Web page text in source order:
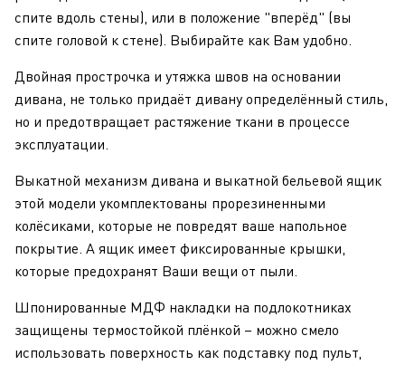
спите вдоль стены), или в положение "вперёд" (вы
спите головой к стене). Выбирайте как Вам удобно.
Двойная прострочка и утяжка швов на основании
дивана, не только придаёт дивану определённый стиль,
но и предотвращает растяжение ткани в процессе
эксплуатации.
Выкатной механизм дивана и выкатной бельевой ящик
этой модели укомплектованы прорезиненными
колёсиками, которые не повредят ваше напольное
покрытие. А ящик имеет фиксированные крышки,
которые предохранят Ваши вещи от пыли.
Шпонированные МДФ накладки на подлокотниках
защищены термостойкой плёнкой – можно смело
использовать поверхность как подставку под пульт,